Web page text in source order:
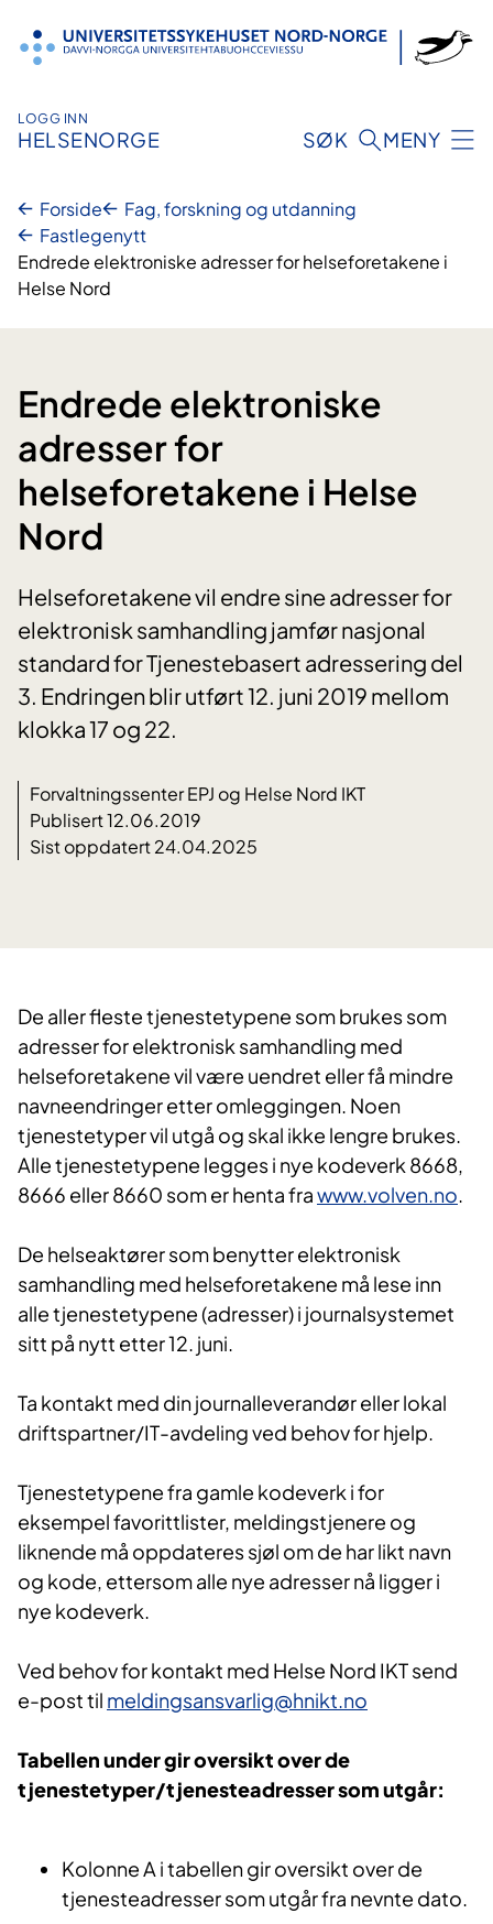
innhold
LOGG INN
HELSENORGE SØK MENY
Forside
Fag, forskning og utdanning
Fastlegenytt
Endrede elektroniske adresser for helseforetakene i
Helse Nord
Endrede elektroniske
adresser for
helseforetakene i Helse
Nord
Helseforetakene vil endre sine adresser for
elektronisk samhandling jamfør nasjonal
standard for Tjenestebasert adressering del
3. Endringen blir utført 12. juni 2019 mellom
klokka 17 og 22.
Forvaltningssenter EPJ og Helse Nord IKT
Publisert 12.06.2019
Sist oppdatert 24.04.2025
De aller fleste tjenestetypene som brukes som
adresser for elektronisk samhandling med
helseforetakene vil være uendret eller få mindre
navneendringer etter omleggingen. Noen
tjenestetyper vil utgå og skal ikke lengre brukes.
Alle tjenestetypene legges i nye kodeverk 8668,
8666 eller 8660 som er henta frawww.volven.no.
De helseaktører som benytter elektronisk
samhandling med helseforetakene må lese inn
alle tjenestetypene (adresser) i journalsystemet
sitt på nytt etter 12. juni.
Ta kontakt med din journalleverandør eller lokal
driftspartner/IT-avdeling ved behov for hjelp.
Tjenestetypene fra gamle kodeverk i for
eksempel favorittlister, meldingstjenere og
liknende må oppdateres sjøl om de har likt navn
og kode, ettersom alle nye adresser nå ligger i
nye kodeverk.
Ved behov for kontakt med Helse Nord IKT send
e-post til meldingsansvarlig@hnikt.no
Tabellen under gir oversikt over de
tjenestetyper/tjenesteadresser som utgår:
Kolonne A i tabellen gir oversikt over de
tjenesteadresser som utgår fra nevnte dato.